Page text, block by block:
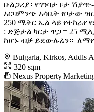
ቡልጋሪያ ፡ የግንባታ ቦታ
አርባምንጭ አሳቤት የቦታው
250 ሜትር ኤል ላይ የተከራየ
: ድጅታል ካርታ ዋጋ = 25
ከሆኑ ብቻ ይደውሉልን። ️ ለማየት
Bulgaria, Kirkos, Addis
320 sqm
Nexus Property